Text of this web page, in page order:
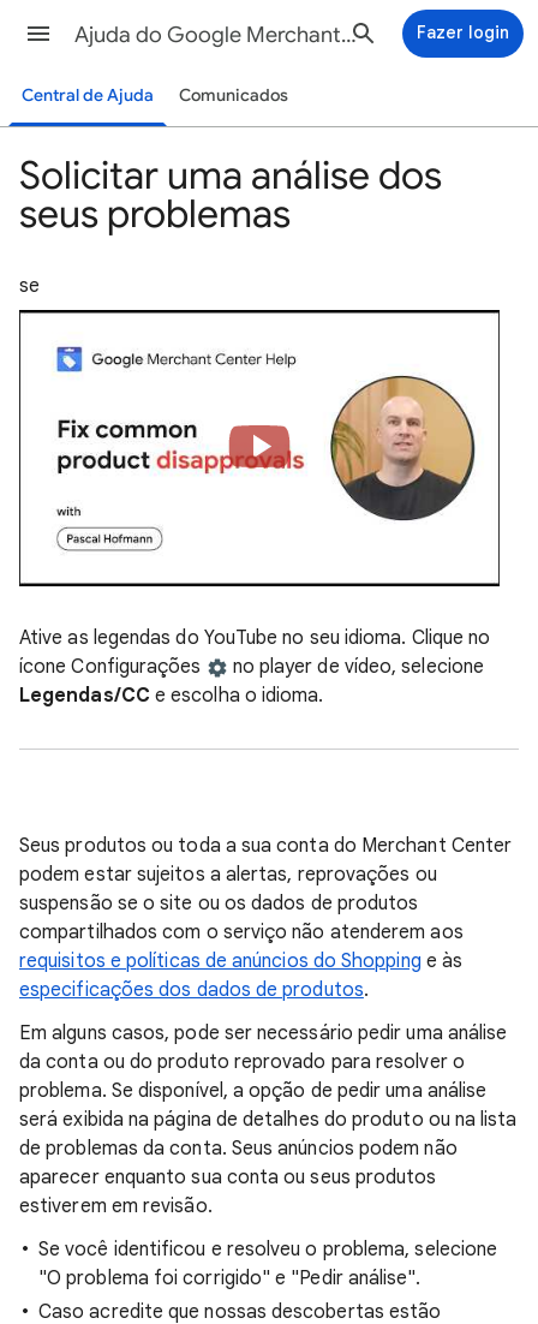
Ajuda do Google Merchant Center Fazer login
Central de Ajuda Comunicados
Solicitar uma análise dos
seus problemas
se
Ative as legendas do YouTube no seu idioma. Clique no
ícone Configurações
no player de vídeo, selecione
Legendas/CC e escolha o idioma.
Seus produtos ou toda a sua conta do Merchant Center
podem estar sujeitos a alertas, reprovações ou
suspensão se o site ou os dados de produtos
compartilhados com o serviço não atenderem aos
requisitos e políticas de anúncios do Shopping e às
especificações dos dados de produtos.
Em alguns casos, pode ser necessário pedir uma análise
da conta ou do produto reprovado para resolver o
problema. Se disponível, a opção de pedir uma análise
será exibida na página de detalhes do produto ou na lista
de problemas da conta. Seus anúncios podem não
aparecer enquanto sua conta ou seus produtos
estiverem em revisão.
Se você identificou e resolveu o problema, selecione
"O problema foi corrigido" e "Pedir análise".
Caso acredite que nossas descobertas estão